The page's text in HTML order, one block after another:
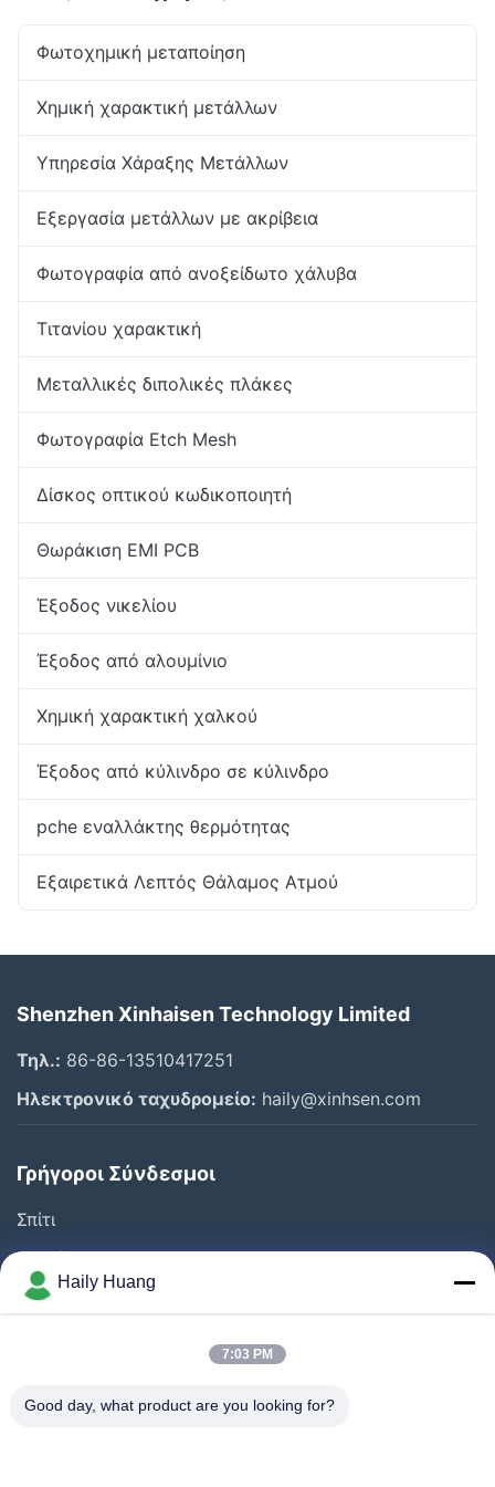
Φωτοχημική μεταποίηση
Χημική χαρακτική μετάλλων
Υπηρεσία Χάραξης Μετάλλων
Εξεργασία μετάλλων με ακρίβεια
Φωτογραφία από ανοξείδωτο χάλυβα
Τιτανίου χαρακτική
Μεταλλικές διπολικές πλάκες
Φωτογραφία Etch Mesh
Δίσκος οπτικού κωδικοποιητή
Θωράκιση EMI PCB
Έξοδος νικελίου
Έξοδος από αλουμίνιο
Χημική χαρακτική χαλκού
Έξοδος από κύλινδρο σε κύλινδρο
pche εναλλάκτης θερμότητας
Εξαιρετικά Λεπτός Θάλαμος Ατμού
Shenzhen Xinhaisen Technology Limited
Τηλ.: 86-86-13510417251
Ηλεκτρονικό ταχυδρομείο: haily@xinhsen.com
Γρήγοροι Σύνδεσμοι
Σπίτι
Προϊόντα
Βίντεο
Έλεγχος Ποιότητας
Haily Huang
7:03 PM
Good day, what product are you looking for?